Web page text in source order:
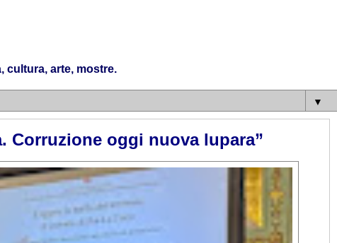
cultura, arte, mostre.
▼
Corruzione oggi nuova lupara”